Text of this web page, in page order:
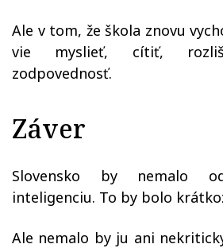
Ale v tom, že škola znovu
vie myslieť, cítiť,
zodpovednosť.
Záver
Slovensko by nemalo
inteligenciu. To by bolo
Ale nemalo by ju ani